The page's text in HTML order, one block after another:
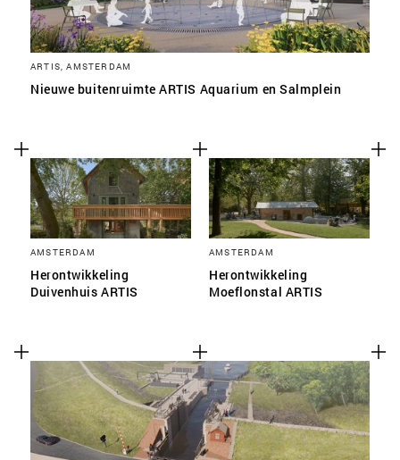
ARTIS, AMSTERDAM
Nieuwe buitenruimte ARTIS Aquarium en Salmplein
AMSTERDAM
Herontwikkeling
Duivenhuis ARTIS
AMSTERDAM
Herontwikkeling
Moeflonstal ARTIS